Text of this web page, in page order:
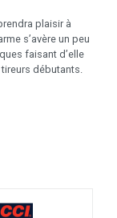
plaisir à
s’avère un peu
faisant d’elle
débutants.